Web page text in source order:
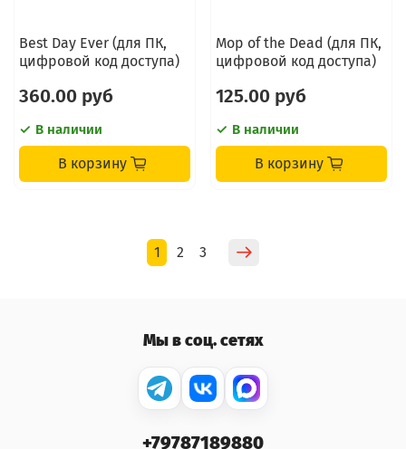
Best Day Ever (для ПК,
цифровой код доступа)
360.00 руб
В наличии
В корзину
Mop of the Dead (для ПК,
цифровой код доступа)
125.00 руб
В наличии
В корзину
1 2 3
Мы в соц. сетях
+79787189880